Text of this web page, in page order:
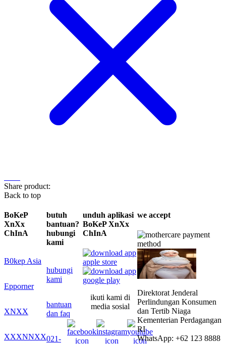
Share product:
Back to top
BoKeP
XnXx
ChInA
B0kep Asia
Epporner
XNXX
XXXNNXX
butuh
bantuan?
hubungi
kami
hubungi
kami
bantuan
dan faq
021-
unduh aplikasi
BoKeP XnXx
ChInA
ikuti kami di
media sosial
we accept
Direktorat Jenderal
Perlindungan Konsumen
dan Tertib Niaga
Kementerian Perdagangan
RI
WhatsApp: +62 123 8888